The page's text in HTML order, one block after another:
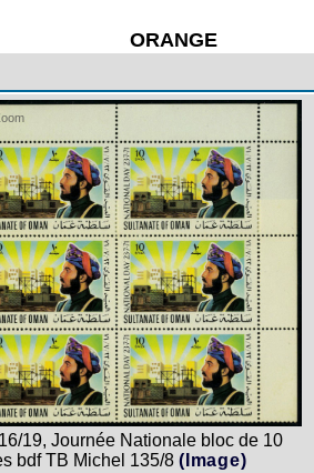
ORANGE
19, Journée Nationale bloc de 10
bdf TB Michel 135/8 (Image)